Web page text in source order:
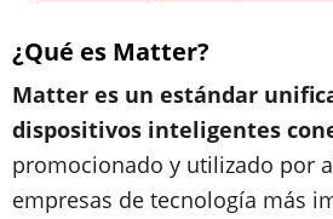
¿Qué es Matter?
Matter es un estándar
dispositivos inteligentes
promocionado y utilizado por
empresas de tecnología más